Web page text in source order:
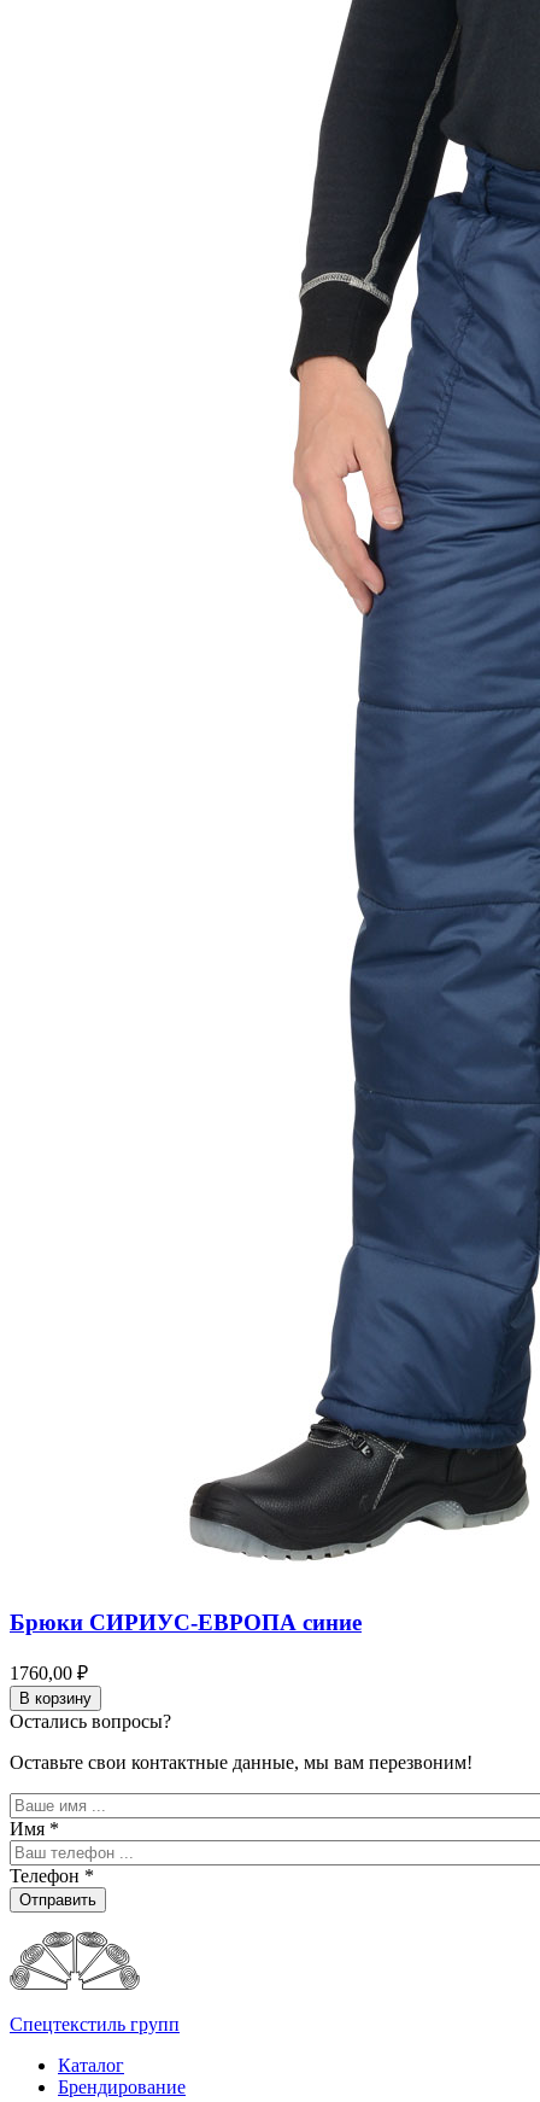
Брюки СИРИУС-ЕВРОПА синие
1760,00 ₽
В корзину
Остались вопросы?
Оставьте свои контактные данные, мы вам перезвоним!
Имя *
Телефон *
Отправить
Спецтекстиль групп
Каталог
Брендирование